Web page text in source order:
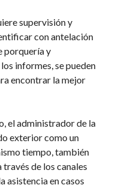
supervisión y
con antelación
porquería y
informes, se pueden
encontrar la mejor
el administrador de la
exterior como un
tiempo, también
de los canales
asistencia en casos